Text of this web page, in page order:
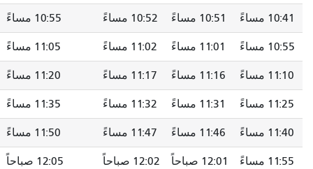
10:51 مساءً 10:52 مساءً 10:55 مساءً 11:00 مساءً
11:01 مساءً 11:02 مساءً 11:05 مساءً 11:09 مساءً
11:16 مساءً 11:17 مساءً 11:20 مساءً 11:24 مساءً
11:31 مساءً 11:32 مساءً 11:35 مساءً 11:39 مساءً
11:46 مساءً 11:47 مساءً 11:50 مساءً 11:54 مساءً
12:01 صباحاً 12:02 صباحاً 12:05 صباحاً 12:09 صباحاً